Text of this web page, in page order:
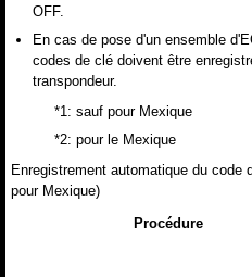
OFF.
En cas de pose d'un ensemble
codes de clé doivent être
transpondeur.
*1: sauf pour Mexique
*2: pour le Mexique
Enregistrement automatique du code
pour Mexique)
Procédure